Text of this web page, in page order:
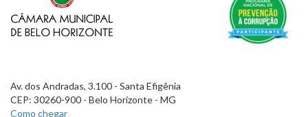
Av. dos Andradas, 3.100 - Santa Efigênia
CEP: 30260-900 - Belo Horizonte - MG
Como chegar